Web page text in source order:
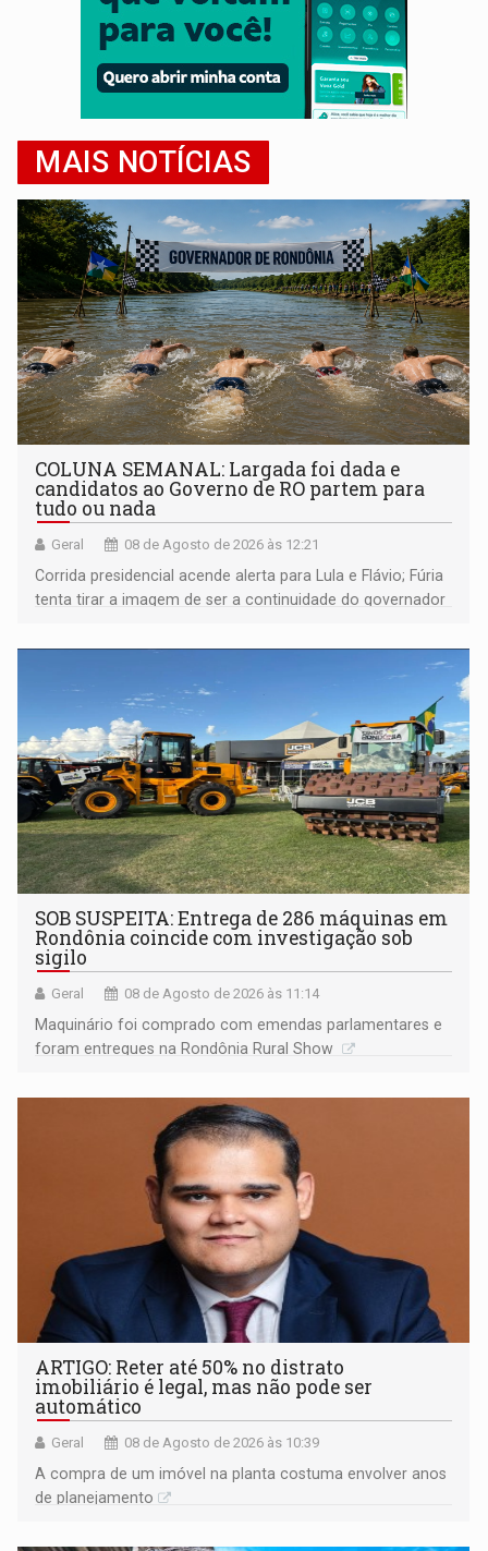
MAIS NOTÍCIAS
COLUNA SEMANAL: Largada foi dada e
candidatos ao Governo de RO partem para
tudo ou nada
Geral 08 de Agosto de 2026 às 12:21
Corrida presidencial acende alerta para Lula e Flávio; Fúria
tenta tirar a imagem de ser a continuidade do governador
não ter entrado no modo eleição; ABAV faz evento em
SOB SUSPEITA: Entrega de 286 máquinas em
Rondônia coincide com investigação sob
sigilo
Geral 08 de Agosto de 2026 às 11:14
Maquinário foi comprado com emendas parlamentares e
foram entregues na Rondônia Rural Show
ARTIGO: Reter até 50% no distrato
imobiliário é legal, mas não pode ser
automático
Geral 08 de Agosto de 2026 às 10:39
A compra de um imóvel na planta costuma envolver anos
de planejamento